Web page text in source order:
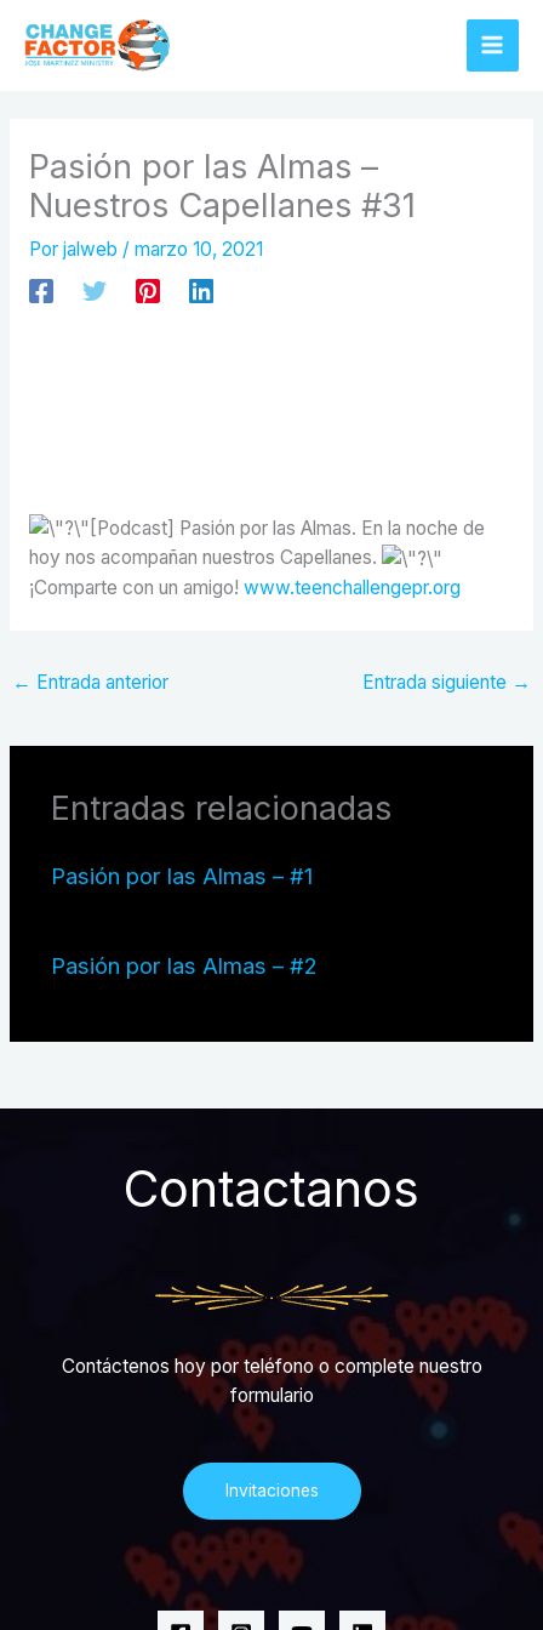
contenido
Pasión por las Almas –
Nuestros Capellanes #31
Por jalweb / marzo 10, 2021
[Podcast] Pasión por las Almas. En la noche de
hoy nos acompañan nuestros Capellanes.
¡Comparte con un amigo! www.teenchallengepr.org
← Entrada anterior Entrada siguiente →
Entradas relacionadas
Pasión por las Almas – #1
Pasión por las Almas – #2
Contactanos
Contáctenos hoy por teléfono o complete nuestro
formulario
Invitaciones